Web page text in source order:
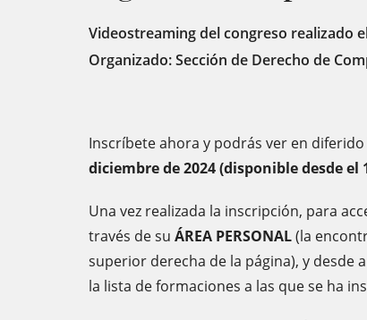
Videostreaming del congreso realizado
Organizado: Sección de Derecho de
Inscríbete ahora y podrás ver en diferido
diciembre de 2024 (disponible desde el
Una vez realizada la inscripción, para
través de su ÁREA PERSONAL(la
superior derecha de la página), y desde
la lista de formaciones a las que se ha